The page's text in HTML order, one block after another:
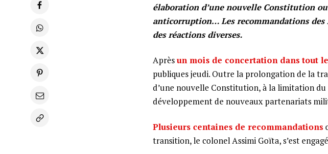
élaboration d’une nouvelle Constitution
anticorruption… Les recommandations
des réactions diverses.
Aprèsun mois de concertation dans tout
publiques jeudi. Outre la prolongation de la
d’une nouvelle Constitution, à la limitation
développement de nouveaux partenariats
Plusieurs centaines de recommandations
transition, le colonel Assimi Goïta, s’est